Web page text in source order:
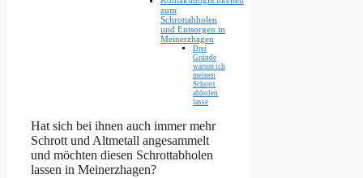
zum
Schrottabholen
und Entsorgen in
Meinerzhagen
Drei
Gründe
warum ich
meinen
Schrott
abholen
lasse
Hat sich bei ihnen auch immer mehr
Schrott und Altmetall angesammelt
und möchten diesen Schrottabholen
lassen in Meinerzhagen?